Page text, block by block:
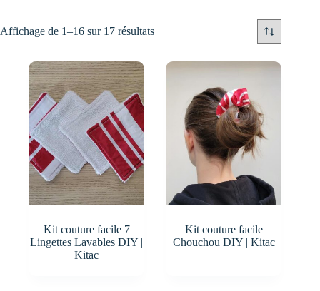
Affichage de 1–16 sur 17 résultats
Kit couture facile 7
Lingettes Lavables DIY |
Kitac
Kit couture facile
Chouchou DIY | Kitac